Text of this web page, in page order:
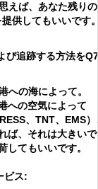
えば、あなた残り
供してもいいです
び追跡する方法を
への海によって。
への空気によって
、TNT、EMS
ば、それは大きい
してもいいです。
ビス: